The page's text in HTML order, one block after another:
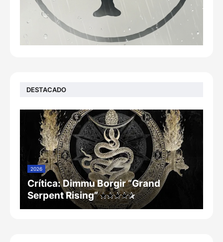
DESTACADO
2026
Crítica: Dimmu Borgir “Grand
Serpent Rising”